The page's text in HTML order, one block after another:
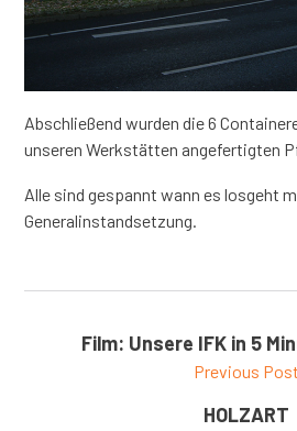
Abschließend wurden die 6
unseren Werkstätten angefertigten
Alle sind gespannt wann es losgeht
Generalinstandsetzung.
Film: Unsere IFK in 5
Previous Post
HOLZART